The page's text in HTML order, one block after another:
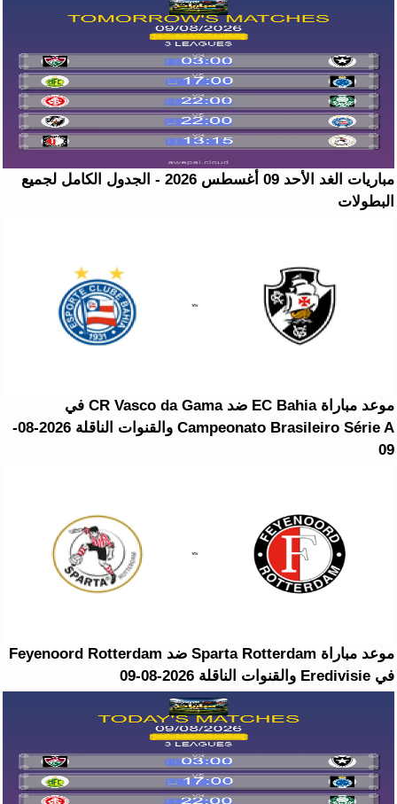
مباريات الغد الأحد 09 أغسطس 2026 - الجدول الكامل لجميع
البطولات
موعد مباراة EC Bahia ضد CR Vasco da Gama في
Campeonato Brasileiro Série A والقنوات الناقلة 2026-08-
09
موعد مباراة Sparta Rotterdam ضد Feyenoord Rotterdam
في Eredivisie والقنوات الناقلة 2026-08-09